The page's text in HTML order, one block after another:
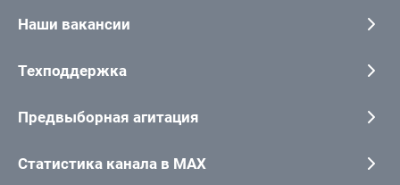
Наши вакансии
Техподдержка
Предвыборная агитация
Статистика канала в MAX